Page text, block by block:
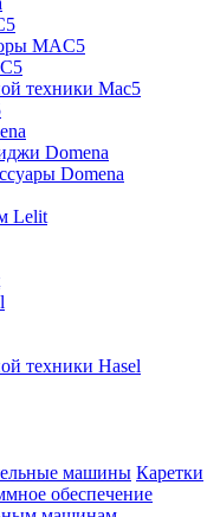
MAC5
техники Mac5
Domena
Domena
Lelit
техники Hasel
машины Каретки
обеспечение